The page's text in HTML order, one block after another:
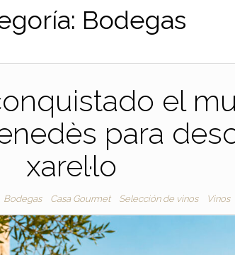
Bodegas
el
para
xarel·lo
Bodegas Casa Gourmet Selección de vinos Vinos